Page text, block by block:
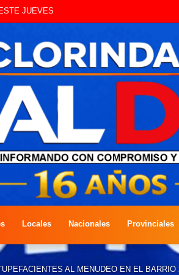
Locales Nacionales Provinciales
AL MENUDEO EN EL